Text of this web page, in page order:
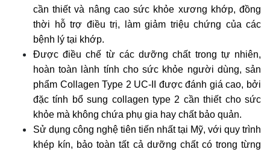
cần thiết và nâng cao sức khỏe xương khớp, đồng
thời hỗ trợ điều trị, làm giảm triệu chứng của các
bệnh lý tại khớp.
Được điều chế từ các dưỡng chất trong tự nhiên,
hoàn toàn lành tính cho sức khỏe người dùng, sản
phẩm Collagen Type 2 UC-II được đánh giá cao, bởi
đặc tính bổ sung collagen type 2 cần thiết cho sức
khỏe mà không chứa phụ gia hay chất bảo quản.
Sử dụng công nghệ tiên tiến nhất tại Mỹ, với quy trình
khép kín, bảo toàn tất cả dưỡng chất có trong từng